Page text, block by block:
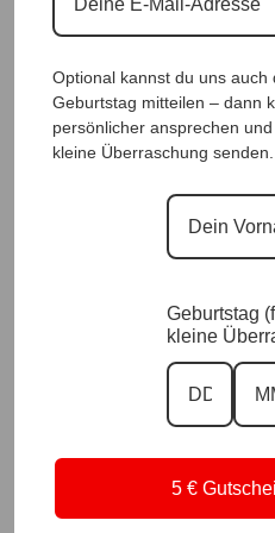
TrendstyleJacke Chira
Anr.: 2432
Sofort für dich verfügbar ✨
Vorrätig
In den
Optional kannst du uns auch
Geburtstag mitteilen – dann
persönlicher ansprechen
kleine Überraschung senden.
Geburtstag
kleine
5 €